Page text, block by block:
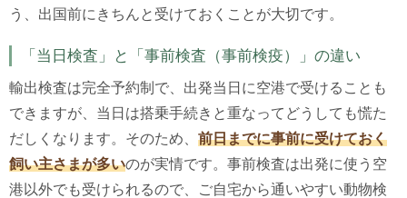
う、出国前にきちんと受けておくことが大切です。
「当日検査」と「事前検査（事前検疫）」の違い
輸出検査は完全予約制で、出発当日に空港で受けることも
できますが、当日は搭乗手続きと重なってどうしても慌た
だしくなります。そのため、 前日までに事前に受けておく
飼い主さまが多いのが実情です。事前検査は出発に使う空
港以外でも受けられるので、ご自宅から通いやすい動物検